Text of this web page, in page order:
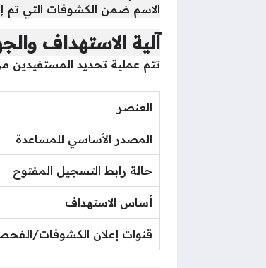
الاسم ضمن الكشوفات التي تم
آلية الاستهداف
تتم عملية تحديد المستفيدين
العنصر
المصدر الأساسي للمساعدة
حالة رابط التسجيل المفتوح
أساس الاستهداف
قنوات إعلان الكشوفات/